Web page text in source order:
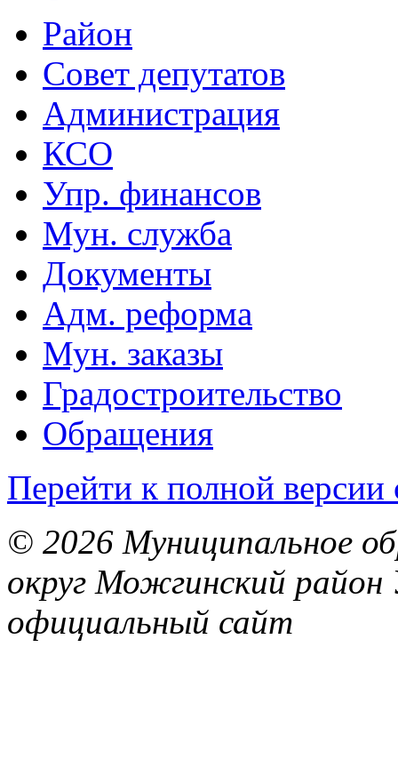
Район
Совет депутатов
Администрация
КСО
Упр. финансов
Мун. служба
Документы
Адм. реформа
Мун. заказы
Градостроительство
Обращения
Перейти к полной версии
© 2026 Муниципальное
округ Можгинский район
официальный сайт